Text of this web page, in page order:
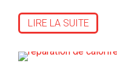
LIRE LA SUITE